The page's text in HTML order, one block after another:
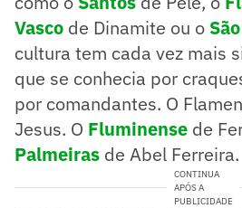
Vasco de Dinamite ou o
cultura tem cada vez mais
que se conhecia por
por comandantes. O
Jesus. O Fluminense de
Palmeiras de Abel Ferreira.
CONTINUA
APÓS A
PUBLICIDADE